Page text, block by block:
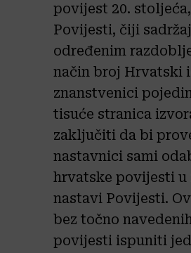
povijest 20.
Povijesti, čiji
određenim
način broj Hrvatski
znanstvenici
tisuće stranica
zaključiti da bi
nastavnici sami
hrvatske povijesti u
nastavi Povijesti.
bez točno
povijesti ispuniti